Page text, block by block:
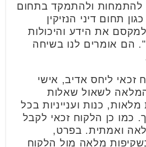
להתמחות ולהתמקד בתחום
תחום דיני הנזיקין
את הידע והיכולות
הם אומרים לנו בשיחה
זכאי ליחס אדיב, אישי
המלאה לשאול שאלות
כנות וענייניות בכל
כמו כן הלקוח זכאי לקבל
ואמתית. בפרט,
מלאה מול הלקוח